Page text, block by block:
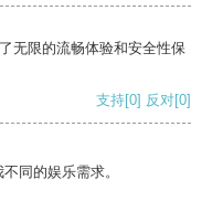
无限的流畅体验和安全性保
支持[0] 反对[0]
同的娱乐需求。